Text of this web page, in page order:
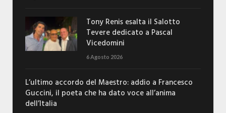
Tony Renis esalta il Salotto
Tevere dedicato a Pascal
Vicedomini
6 Agosto 2026
L’ultimo accordo del Maestro: addio a Francesco
Guccini, il poeta che ha dato voce all’anima
dell’Italia